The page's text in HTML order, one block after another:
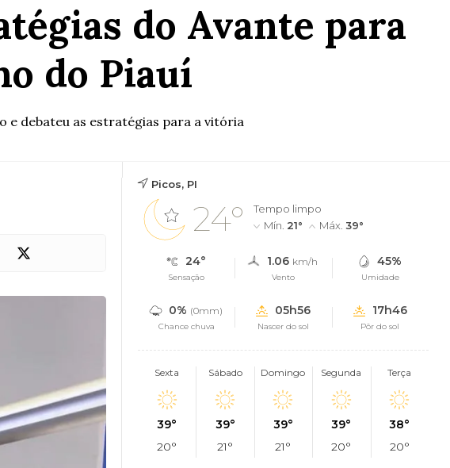
do Avante para
do Piauí
e debateu as estratégias para a vitória
Picos, PI
24°
Tempo limpo
Mín. 21° Máx. 39°
24°
Sensação
1.06 km/h
Vento
45%
Umidade
0% (0mm)
Chance chuva
05h56
Nascer do sol
17h46
Pôr do sol
Sexta
39°
20°
Sábado
39°
21°
Domingo
39°
21°
Segunda
39°
20°
Terça
38°
20°